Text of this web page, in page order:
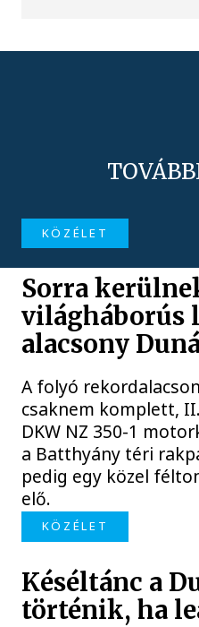
KÖZÉLET
Sorra
világháborús
alacsony
A folyó
csaknem komplett,
DKW NZ 350-1
a Batthyány téri
pedig egy közel
elő.
KÖZÉLET
Késéltánc a
történik, ha